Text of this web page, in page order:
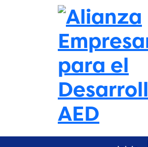
Skip to main content